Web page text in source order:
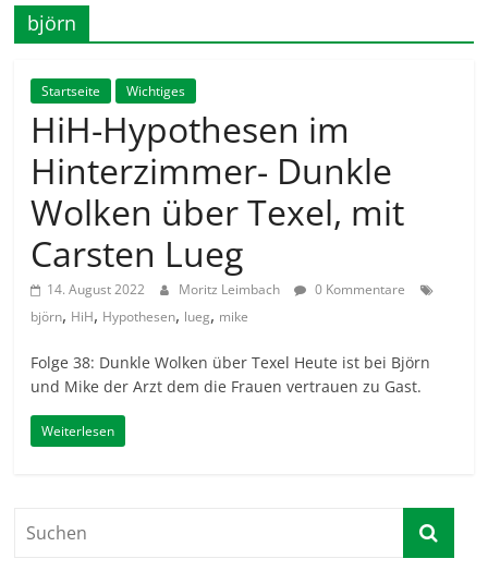
björn
Startseite Wichtiges
HiH-Hypothesen im
Hinterzimmer- Dunkle
Wolken über Texel, mit
Carsten Lueg
14. August 2022 Moritz Leimbach
0 Kommentare
björn, HiH, Hypothesen, lueg, mike
Folge 38: Dunkle Wolken über Texel Heute ist bei Björn
und Mike der Arzt dem die Frauen vertrauen zu Gast.
Weiterlesen